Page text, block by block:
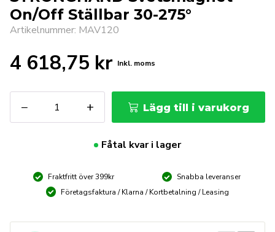
On/Off Ställbar 30-275°
Artikelnummer: MAV120
4 618,75 kr Inkl. moms
−
Svetsmagnet
On/Off
mängd
+ Lägg till i varukorg
Fåtal kvar i lager
Fraktfritt över 399kr
Snabba leveranser
Företagsfaktura / Klarna / Kortbetalning / Leasing